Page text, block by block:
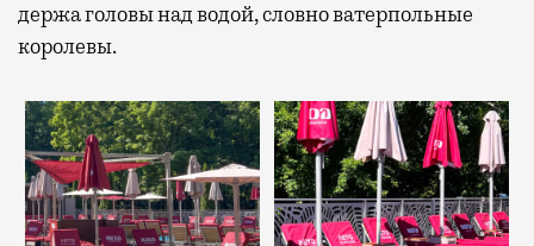
держа головы над водой, словно ватерпольные
королевы.